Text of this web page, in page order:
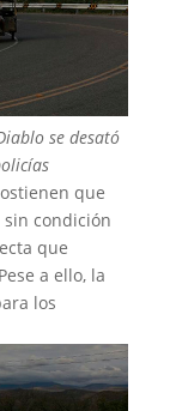
se desató
que
condición
que
a ello, la
los